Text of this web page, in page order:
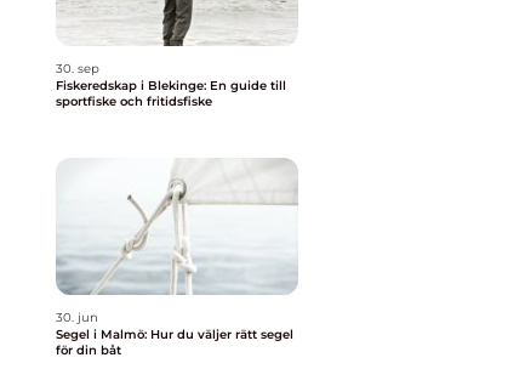
30. sep
Fiskeredskap i Blekinge: En guide till
sportfiske och fritidsfiske
30. jun
Segel i Malmö: Hur du väljer rätt segel
för din båt